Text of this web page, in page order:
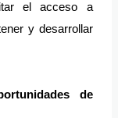
el acceso a
y desarrollar
de